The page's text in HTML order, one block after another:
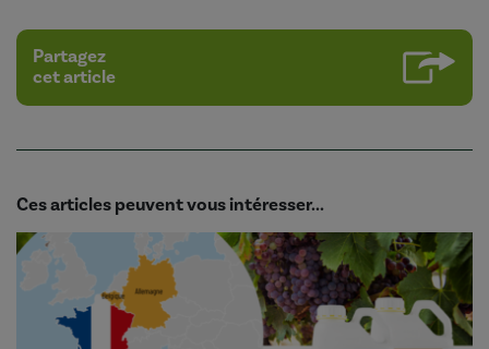
Partagez
cet article
Ces articles peuvent vous intéresser...